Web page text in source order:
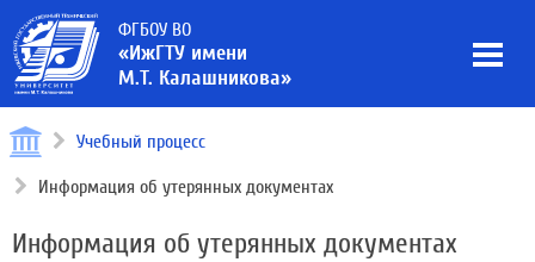
ФГБОУ ВО
«ИжГТУ имени
М.Т. Калашникова»
Учебный процесс
Информация об утерянных документах
Информация об утерянных документах